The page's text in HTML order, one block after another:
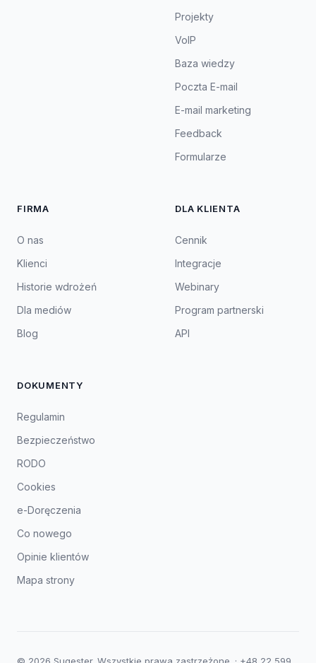
Projekty
VoIP
Baza wiedzy
Poczta E-mail
E-mail marketing
Feedback
Formularze
FIRMA
O nas
Klienci
Historie wdrożeń
Dla mediów
Blog
DLA KLIENTA
Cennik
Integracje
Webinary
Program partnerski
API
DOKUMENTY
Regulamin
Bezpieczeństwo
RODO
Cookies
e-Doręczenia
Co nowego
Opinie klientów
Mapa strony
© 2026 Sugester. Wszystkie prawa zastrzeżone. · +48 22 599